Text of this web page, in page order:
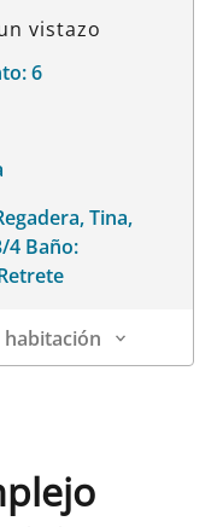
vistazo
6
Tina,
4 Baño:
habitación